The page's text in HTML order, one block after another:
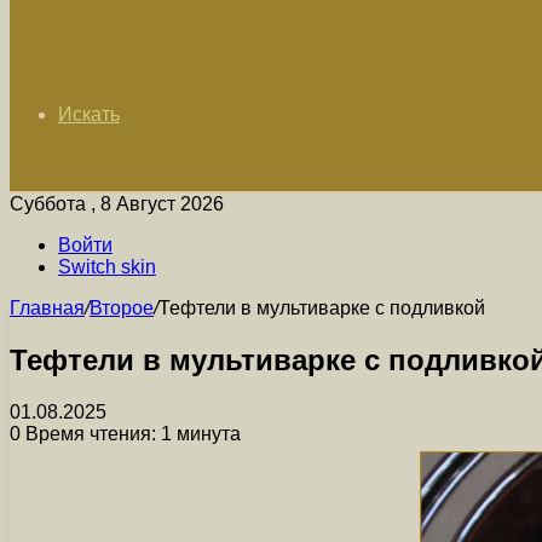
Искать
Суббота , 8 Август 2026
Войти
Switch skin
Главная/Второе/Тефтели в мультиварке с подливкой
Тефтели в мультиварке с
01.08.2025
0 Время чтения: 1 минута